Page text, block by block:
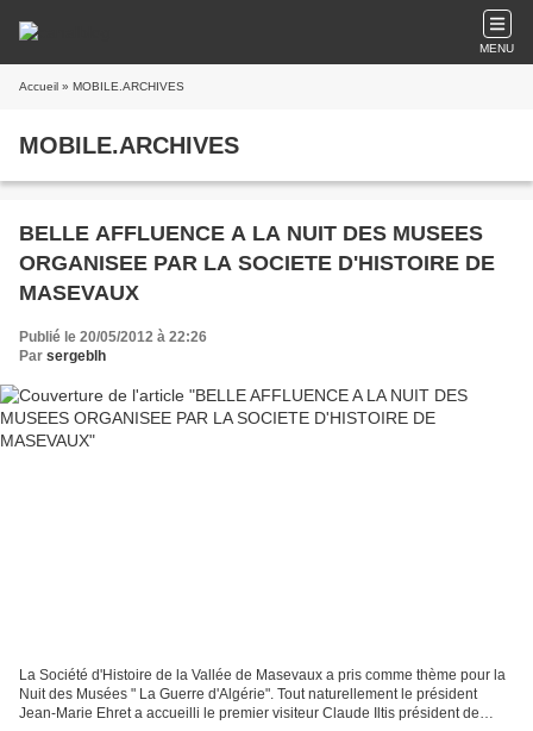
MENU
Accueil » MOBILE.ARCHIVES
MOBILE.ARCHIVES
BELLE AFFLUENCE A LA NUIT DES MUSEES
ORGANISEE PAR LA SOCIETE D'HISTOIRE DE
MASEVAUX
Publié le 20/05/2012 à 22:26
Par sergeblh
La Société d'Histoire de la Vallée de Masevaux a pris comme thème pour la
Nuit des Musées " La Guerre d'Algérie". Tout naturellement le président
Jean-Marie Ehret a accueilli le premier visiteur Claude Iltis président de